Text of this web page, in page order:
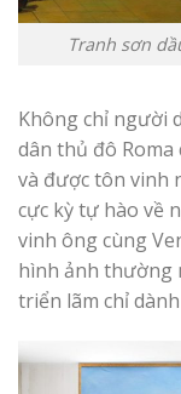
Tranh sơn
Không chỉ người
dân thủ đô Roma
và được tôn vinh
cực kỳ tự hào về
vinh ông cùng
hình ảnh thường
triển lãm chỉ